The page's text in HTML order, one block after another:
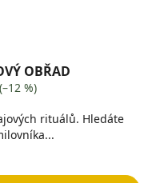
OBŘAD
(–12 %)
rituálů. Hledáte